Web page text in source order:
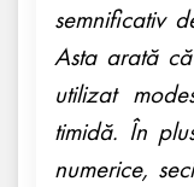
semnificativ
Asta arată
utilizat
timidă. În
numerice,